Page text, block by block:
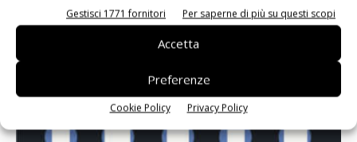
Gestisci 1771 fornitori Per saperne di più su questi scopi
Accetta
Preferenze
Cookie Policy Privacy Policy
HyperRAM: il motore del machine learning
14 Gennaio 2021